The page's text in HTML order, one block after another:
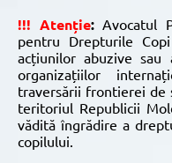
!!! Atenție:Avocatul
pentru Drepturile
acțiunilor abuzive sau
organizațiilor
traversării frontierei de
teritoriul Republicii
vădită îngrădire a
copilului.